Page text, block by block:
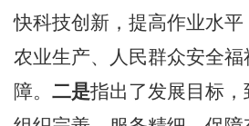
快科技创新，提高作业水平
农业生产、人民群众安全
障。 二是指出了发展目标，